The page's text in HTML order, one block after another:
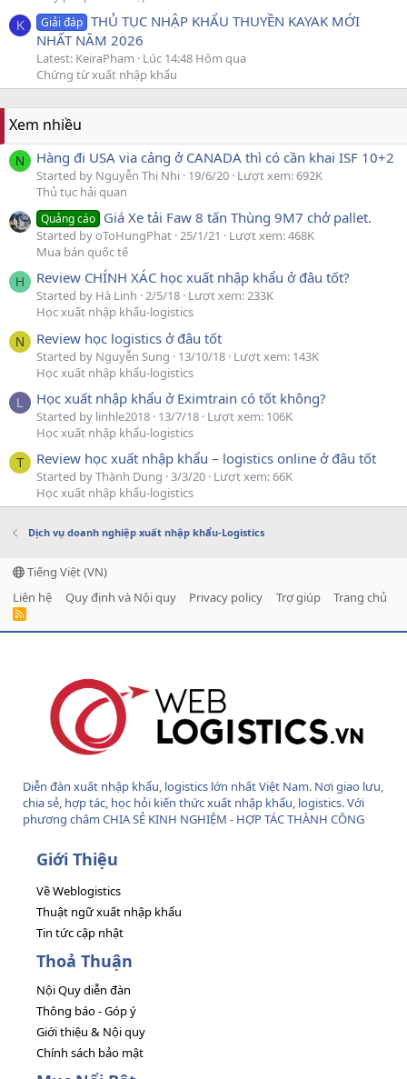
K Giải đáp THỦ TỤC NHẬP KHẨU THUYỀN KAYAK MỚI
NHẤT NĂM 2026
Latest: KeiraPham
Lúc 14:48 Hôm qua
Chứng từ xuất nhập khẩu
Xem nhiều
N Hàng đi USA via cảng ở CANADA thì có cần khai ISF 10+2
Started by Nguyễn Thị Nhi 19/6/20 Lượt xem: 692K
Thủ tục hải quan
Quảng cáo Giá Xe tải Faw 8 tấn Thùng 9M7 chở pallet.
Started by oToHungPhat 25/1/21
Lượt xem: 468K
Mua bán quốc tế
H Review CHÍNH XÁC học xuất nhập khẩu ở đâu tốt?
Started by Hà Linh 2/5/18 Lượt xem: 233K
Học xuất nhập khẩu-logistics
N Review học logistics ở đâu tốt
Started by Nguyễn Sung 13/10/18 Lượt xem: 143K
Học xuất nhập khẩu-logistics
L Học xuất nhập khẩu ở Eximtrain có tốt không?
Started by linhle2018 13/7/18 Lượt xem: 106K
Học xuất nhập khẩu-logistics
T Review học xuất nhập khẩu – logistics online ở đâu tốt
Started by Thành Dung 3/3/20 Lượt xem: 66K
Học xuất nhập khẩu-logistics
Dịch vụ doanh nghiệp xuất nhập khẩu-Logistics
Tiếng Việt (VN)
Liên hệ
Quy định và Nội quy Privacy policy Trợ giúp Trang chủ
R
Diễn đàn xuất nhập khẩu, logistics lớn nhất Việt Nam. Nơi giao lưu,
chia sẻ, hợp tác, học hỏi kiến thức xuất nhập khẩu, logistics. Với
phương châm CHIA SẺ KINH NGHIỆM - HỢP TÁC THÀNH CÔNG
Giới Thiệu
Về Weblogistics
Thuật ngữ xuất nhập khẩu
Tin tức cập nhật
Thoả Thuận
Nội Quy diễn đàn
Thông báo - Góp ý
Giới thiệu & Nội quy
Chính sách bảo mật